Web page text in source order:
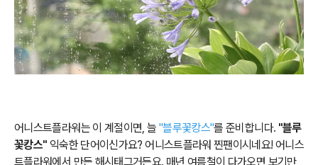
어니스트플라워는 이 계절이면, 늘 "블루꽃캉스"를 준비합니다. "블루
꽃캉스" 익숙한 단어이신가요? 어니스트플라워 찐팬이시네요! 어니스
트플라워에서 만든 해시태그거든요. 매년 여름철이 다가오면 보기만